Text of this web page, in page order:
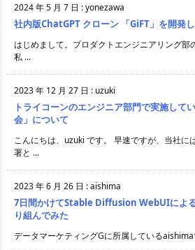
2024 年 5 月 7 日 :yonezawa
社内版ChatGPT クローン 「GiFT」を開発
はじめまして。プロダクトエンジニアリング部
私 ...
2023 年 12 月 27 日 : uzuki
トライコーンのエンジニア部門で実施して
会」について
こんにちは、uzuki です。 早速ですが、当社に
署と ...
2023 年 6 月 26 日 :aishima
7日間かけてStable Diffusion WebUIによ
り組んでみた
データマーケティングGに所属している